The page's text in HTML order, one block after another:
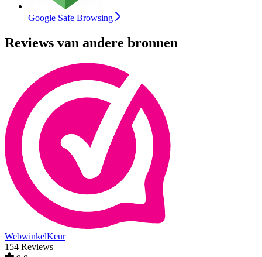
Google Safe Browsing
Reviews van andere bronnen
WebwinkelKeur
154 Reviews